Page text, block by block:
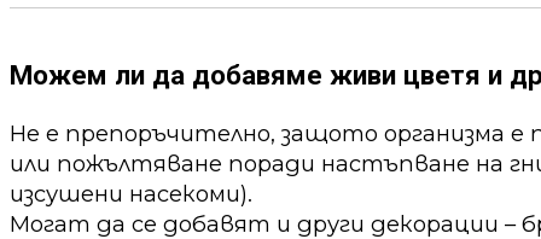
Можем ли да добавяме живи цветя и
Не е препоръчително, защото организма
или пожълтяване поради настъпване на
изсушени насекоми).
Могат да се добавят и други декорации –